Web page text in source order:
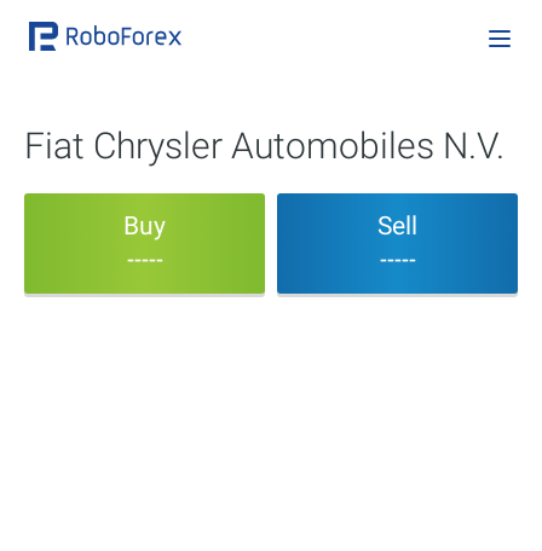
Fiat Chrysler Automobiles N.V.
Buy
-----
Sell
-----